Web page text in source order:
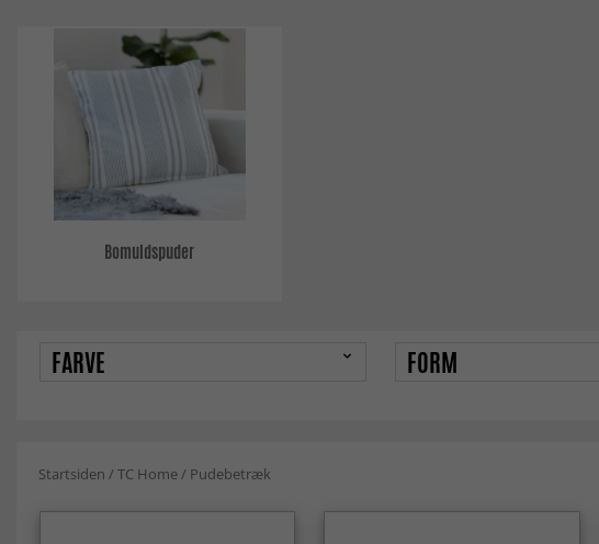
Bomuldspuder
FARVE FORM
Startsiden /TC Home/ Pudebetræk